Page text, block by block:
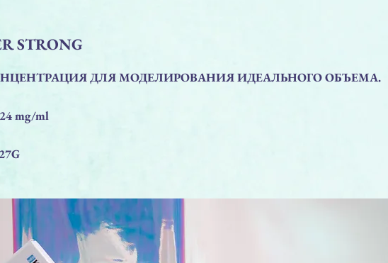
STRONG
ДЛЯ МОДЕЛИРОВАНИЯ ИДЕАЛЬНОГО ОБЪЕМА.
mg/ml